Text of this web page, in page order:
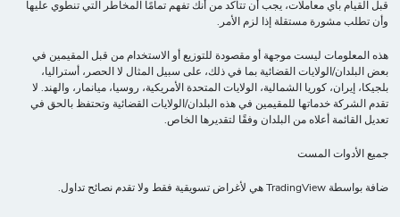
قبل القيام بأي معاملات، يجب أن تتأكد من أنك تفهم تمامًا المخاطر التي تنطوي عليها
وأن تطلب مشورة مستقلة إذا لزم الأمر.
هذه المعلومات ليست موجهة أو مقصودة للتوزيع أو الاستخدام من قبل المقيمين في
بعض البلدان/الولايات القضائية بما في ذلك، على سبيل المثال لا الحصر، أستراليا،
بلجيكا، إيران، كوريا الشمالية، الولايات المتحدة الأمريكية، روسيا، ميانمار، والهند. لا
تقدم الشركة خدماتها للمقيمين في هذه البلدان/الولايات القضائية وتحتفظ بالحق في
تعديل القائمة أعلاه من البلدان وفقًا لتقديرها الخاص.
جميع الأدوات المست
ضافة بواسطة TradingView هي لأغراض تسويقية فقط ولا تقدم نصائح تداول.